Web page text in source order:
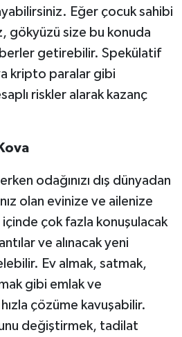
Eğer çocuk sahibi
gökyüzü size bu konuda
getirebilir. Spekülatif
kripto paralar gibi
riskler alarak kazanç
odağınızı dış dünyadan
olan evinize ve ailenize
çok fazla konuşulacak
ve alınacak yeni
Ev almak, satmak,
gibi emlak ve
çözüme kavuşabilir.
değiştirmek, tadilat